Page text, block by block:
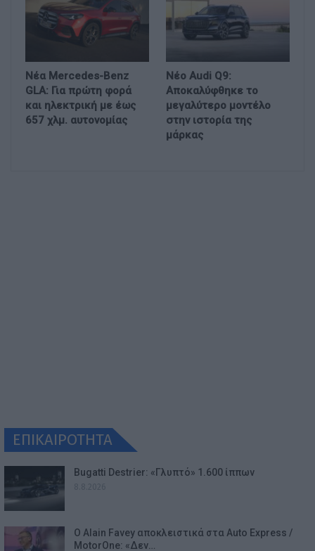
Νέα Mercedes-Benz
GLA: Για πρώτη φορά
και ηλεκτρική με έως
657 χλμ. αυτονομίας
Νέο Audi Q9:
Αποκαλύφθηκε το
μεγαλύτερο μοντέλο
στην ιστορία της
μάρκας
ΕΠΙΚΑΙΡΟΤΗΤΑ
Bugatti Destrier: «Γλυπτό» 1.600 ίππων
Ο Alain Favey αποκλειστικά στα Auto Express /
MotorOne: «Δεν…